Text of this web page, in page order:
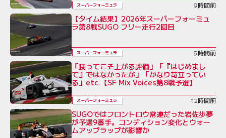
スーパーフォーミュラ 9時間前
【タイム結果】2026年スーパーフォーミュ
ラ第8戦SUGO フリー走行2回目
スーパーフォーミュラ 9時間前
「食ってこそ上がる評価」「『はじめまし
て』ではなかったが」「かなり苛立ってい
る」etc.【SF Mix Voices第8戦予選】
スーパーフォーミュラ 12時間前
SUGOではフロントロウ常連だった岩佐歩夢
が予選9番手。コンディション変化とウォー
ムアップラップが影響か